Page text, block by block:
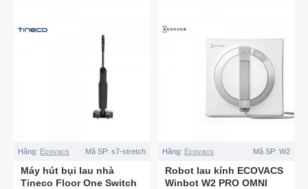
Hãng: Ecovacs Mã SP: s7-stretch
Máy hút bụi lau nhà
Tineco Floor One Switch
Hãng: Ecovacs Mã SP: W2
Robot lau kính ECOVACS
Winbot W2 PRO OMNI